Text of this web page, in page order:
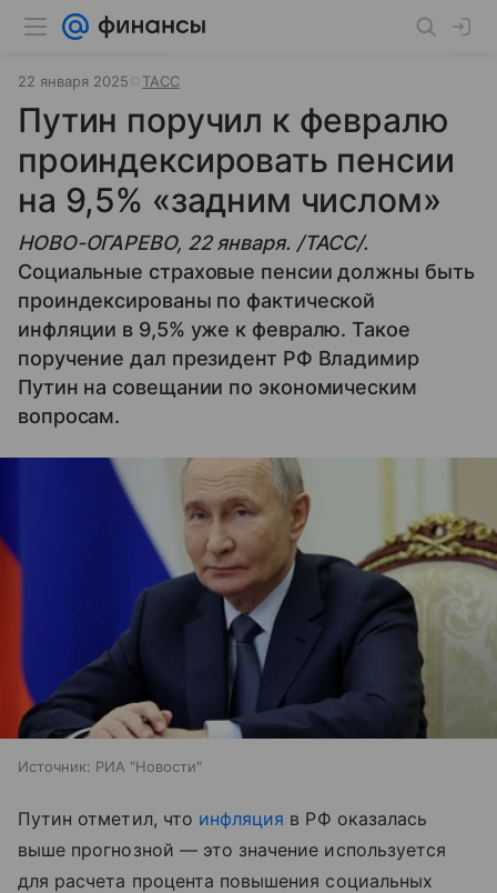
22 января 2025 ТАСС
Путин поручил к февралю
проиндексировать пенсии
на 9,5% «задним числом»
НОВО-ОГАРЕВО, 22 января. /ТАСС/.
Социальные страховые пенсии должны быть
проиндексированы по фактической
инфляции в 9,5% уже к февралю. Такое
поручение дал президент РФ Владимир
Путин на совещании по экономическим
вопросам.
Источник: РИА "Новости"
Путин отметил, что инфляция в РФ оказалась
выше прогнозной — это значение используется
для расчета процента повышения социальных